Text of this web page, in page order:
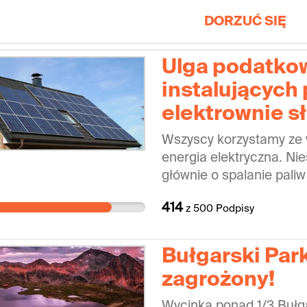
DORZUĆ SIĘ
Ulga
instalujących
elektrownie
Wszyscy korzystamy ze
energia elektryczna.
głównie o spalanie
przyczynia się do
stale wzrastającą cenę
nadzieją dla Świata, a
pozwalających
Źródeł Energii, jakim
414z 500Podpisy
Bułgarski
zagrożony!